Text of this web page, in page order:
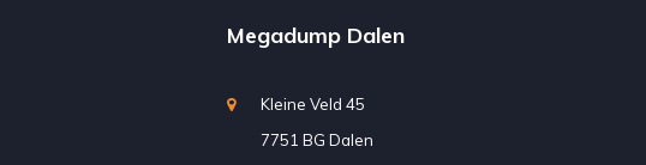
Megadump Dalen
Kleine Veld 45
7751 BG Dalen